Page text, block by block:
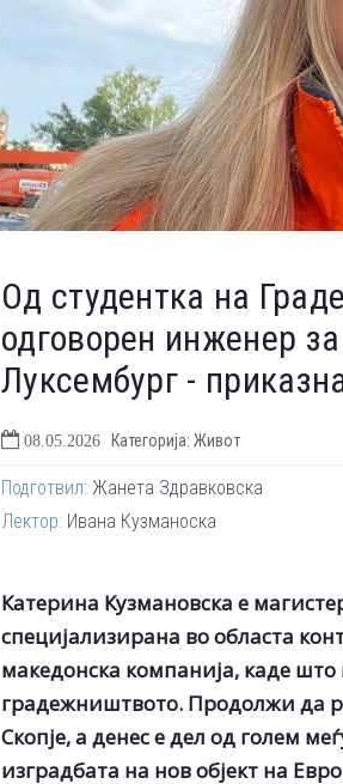
Од студентка на
одговорен инженер
Луксембург -
08.05.2026 Категорија: Живот
Подготвил: Жанета Здравковска
Лектор: Ивана Кузманоска
Катерина Кузмановска е
специјализирана во областа
македонска компанија, каде што
градежништвото. Продолжи да
Скопје, а денес е дел од голем
изградбата на нов објект на